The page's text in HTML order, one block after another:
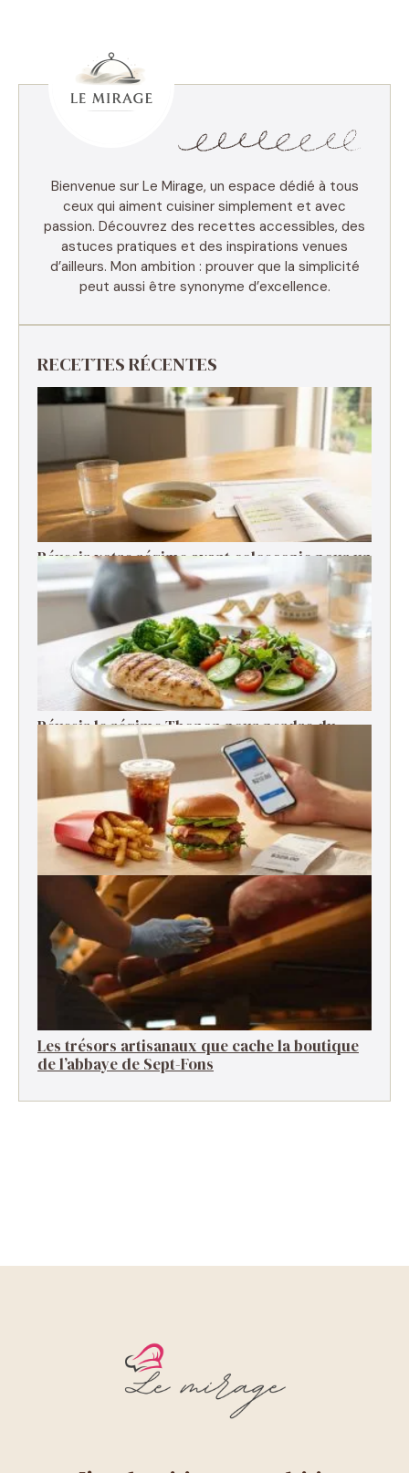
Bienvenue sur Le Mirage, un espace dédié à tous
ceux qui aiment cuisiner simplement et avec
passion. Découvrez des recettes accessibles, des
astuces pratiques et des inspirations venues
d’ailleurs. Mon ambition : prouver que la simplicité
peut aussi être synonyme d’excellence.
RECETTES RÉCENTES
Réussir votre régime avant coloscopie pour un
examen serein
Réussir le régime Thonon pour perdre du
poids rapidement
Pourquoi le fast-food est-il devenu si cher ?
Les trésors artisanaux que cache la boutique
de l’abbaye de Sept-Fons